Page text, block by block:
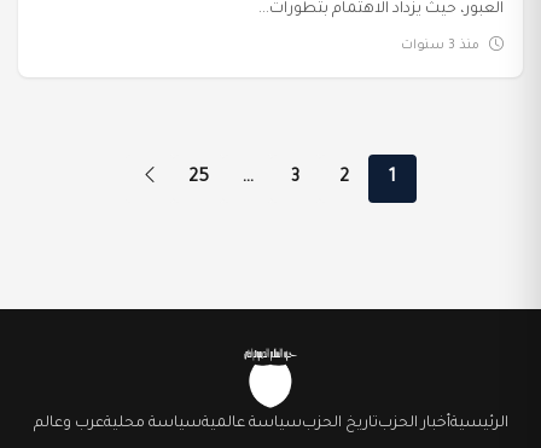
العبور، حيث يزداد الاهتمام بتطورات...
منذ 3 سنوات
1
2
3
…
25
الرئيسيةأخبار الحزبتاريخ الحزبسياسة عالميةسياسة محليةعرب وعالم